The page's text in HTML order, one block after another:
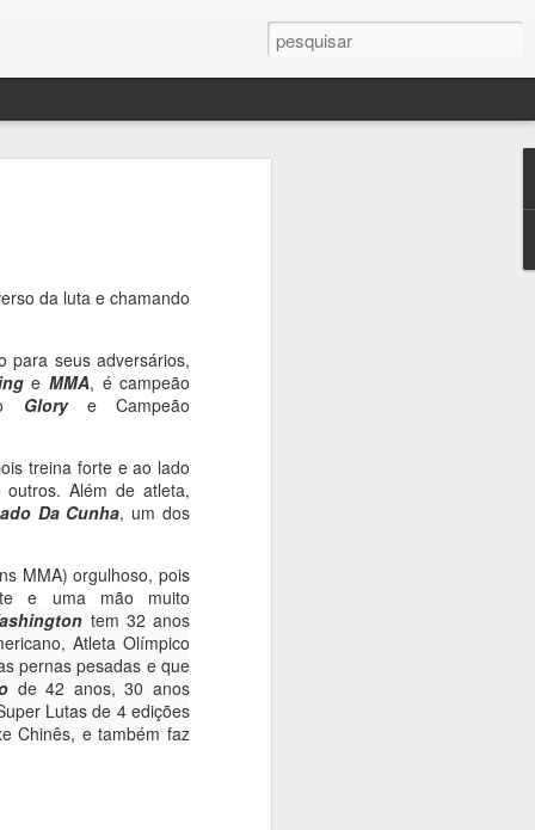
da luta e chamando
para seus adversários,
e MMA, é campeão
Glorye Campeão
treina forte e ao lado
outros. Além de atleta,
Da Cunha, um dos
MMA) orgulhoso, pois
e uma mão muito
tem 32 anos
Atleta Olímpico
pernas pesadas e que
de 42 anos, 30 anos
Lutas de 4 edições
Chinês, e também faz